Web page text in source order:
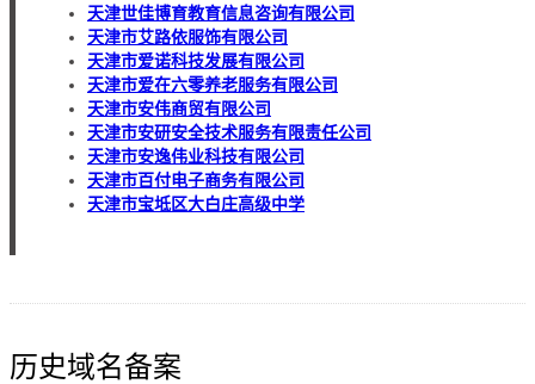
天津世佳博育教育信息咨询有限公司
天津市艾路依服饰有限公司
天津市爱诺科技发展有限公司
天津市爱在六零养老服务有限公司
天津市安伟商贸有限公司
天津市安研安全技术服务有限责任公司
天津市安逸伟业科技有限公司
天津市百付电子商务有限公司
天津市宝坻区大白庄高级中学
历史域名备案